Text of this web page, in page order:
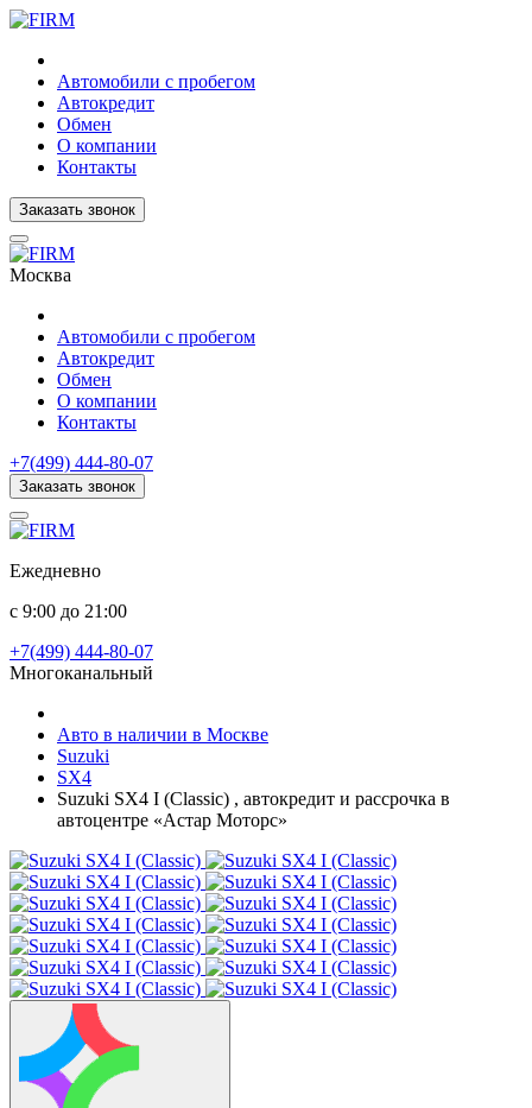
Автомобили с пробегом
Автокредит
Обмен
О компании
Контакты
Заказать звонок
Москва
Автомобили с пробегом
Автокредит
Обмен
О компании
Контакты
+7(499) 444-80-07
Заказать звонок
Ежедневно
с 9:00 до 21:00
+7(499) 444-80-07
Многоканальный
Авто в наличии в Москве
Suzuki
SX4
Suzuki SX4 I (Classic) , автокредит и рассрочка в
автоцентре «Астар Моторс»